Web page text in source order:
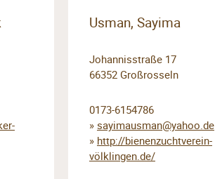
Usman, Sayima
Johannisstraße 17
66352 Großrosseln
0173-6154786
» sayimausman@yahoo.de
» http://bienenzuchtverein-
völklingen.de/